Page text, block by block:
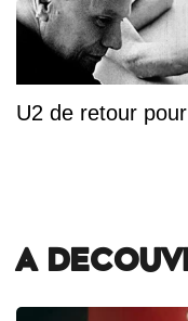
U2 de retour
A